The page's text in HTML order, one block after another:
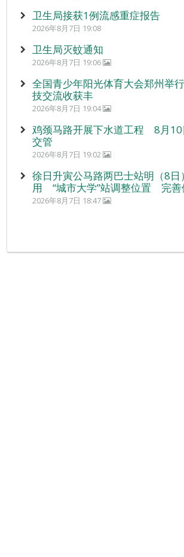
卫生局接获1例流感重症报告
2026年8月7日 19:08
卫生局灭蚊通知
2026年8月7日 19:06
全国青少年阳光体育大会郑州举
技交流收获丰
2026年8月7日 19:04
鸡颈马路开展下水道工程 8月10
交管
2026年8月7日 19:02
徐日升寅公马路两巴士站明（8日
用 “城市大学”站调整位置 完善
2026年8月7日 18:47